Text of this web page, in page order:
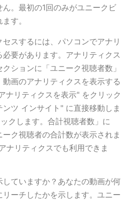
。最初の1回のみがユニークビ
す。
スするには、パソコンでアナリ
要があります。アナリティクス
ションに「ユニーク視聴者数」
画のアナリティクスを表示する
ナリティクスを表示" をクリック
ツ インサイト" に直接移動しま
クします。合計視聴者数」に
ク視聴者の合計数が表示されま
ナリティクスでも利用できま
ていますか？あなたの動画が何
リーチしたかを示します。ユニー